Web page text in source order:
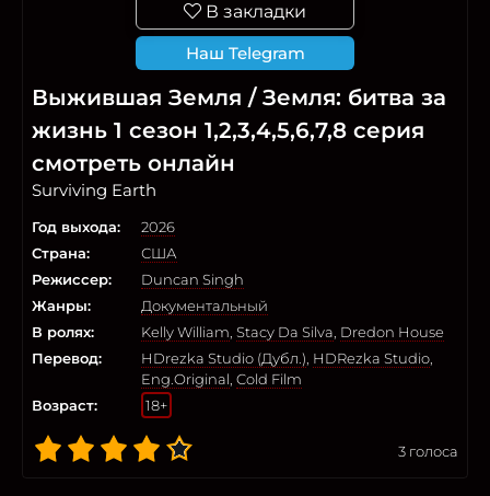
В закладки
Наш Telegram
Выжившая Земля / Земля: битва за
жизнь 1 сезон 1,2,3,4,5,6,7,8 серия
смотреть онлайн
Surviving Earth
Год выхода:
2026
Страна:
США
Режиссер:
Duncan Singh
Жанры:
Документальный
В ролях:
Kelly William Stacy Da Silva Dredon House
Перевод:
HDrezka Studio (Дубл.) HDRezka Studio
Eng.Original Cold Film
Возраст:
18+
3 голоса